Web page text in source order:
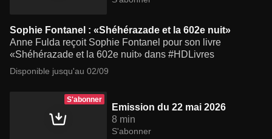
Sophie Fontanel : «Shéhérazade et la 602e nuit»
Anne Fulda reçoit Sophie Fontanel pour son livre
«Shéhérazade et la 602e nuit» dans #HDLivres
Disponible jusqu'au 02/09
S'abonner
Emission du 22 mai 2026
8 min
S'abonner